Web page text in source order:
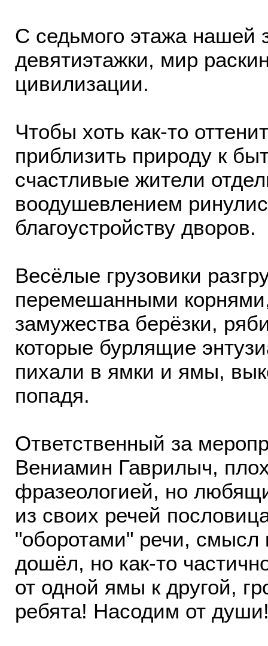
С седьмого этажа нашей
девятиэтажки, мир
цивилизации.
Чтобы хоть как-то
приблизить природу к
счастливые жители
воодушевлением
благоустройству дворов.
Весёлые грузовики
перемешанными
замужества берёзки,
которые бурлящие
пихали в ямки и ямы,
попадя.
Ответственный за
Вениамин Гаврилыч,
фразеологией, но
из своих речей
"оборотами" речи, смысл
дошёл, но как-то
от одной ямы к другой,
ребята! Насодим от